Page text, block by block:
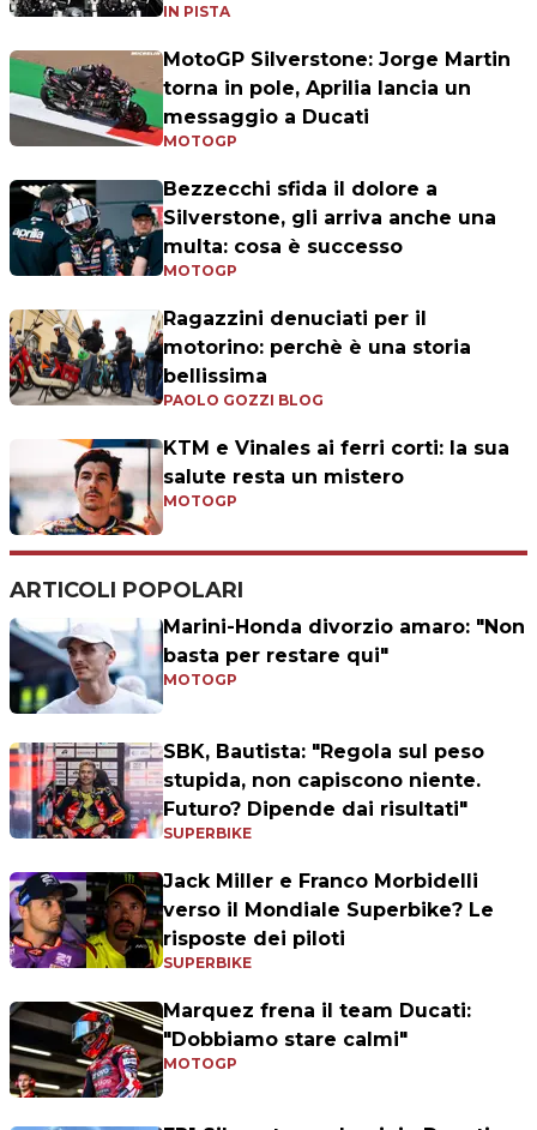
IN PISTA
MotoGP Silverstone: Jorge Martin
torna in pole, Aprilia lancia un
messaggio a Ducati
MOTOGP
Bezzecchi sfida il dolore a
Silverstone, gli arriva anche una
multa: cosa è successo
MOTOGP
Ragazzini denuciati per il
motorino: perchè è una storia
bellissima
PAOLO GOZZI BLOG
KTM e Vinales ai ferri corti: la sua
salute resta un mistero
MOTOGP
ARTICOLI POPOLARI
Marini-Honda divorzio amaro: "Non
basta per restare qui"
MOTOGP
SBK, Bautista: "Regola sul peso
stupida, non capiscono niente.
Futuro? Dipende dai risultati"
SUPERBIKE
Jack Miller e Franco Morbidelli
verso il Mondiale Superbike? Le
risposte dei piloti
SUPERBIKE
Marquez frena il team Ducati:
"Dobbiamo stare calmi"
MOTOGP